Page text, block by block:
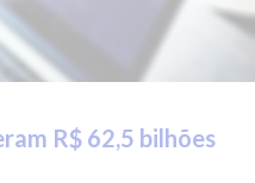
R$ 62,5 bilhões